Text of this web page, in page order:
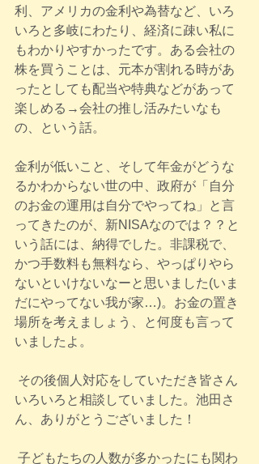
利、アメリカの金利や為替など、いろ
いろと多岐にわたり、経済に疎い私に
もわかりやすかったです。ある会社の
株を買うことは、元本が割れる時があ
ったとしても配当や特典などがあって
楽しめる→会社の推し活みたいなも
の、という話。
金利が低いこと、そして年金がどうな
るかわからない世の中、政府が「自分
のお金の運用は自分でやってね」と言
ってきたのが、新NISAなのでは？？と
いう話には、納得でした。非課税で、
かつ手数料も無料なら、やっぱりやら
ないといけないなーと思いました(いま
だにやってない我が家…)。お金の置き
場所を考えましょう、と何度も言って
いましたよ。
いろいろと相談していました。池田さ
ん、ありがとうございました！